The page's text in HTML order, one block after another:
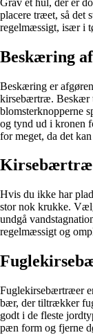
placere træet, så det
regelmæssigt, især i
Beskæring
Beskæring er
kirsebærtræ. Beskær
blomsterknopperne
og tynd ud i kronen
for meget, da det
Kirsebærtræ
Hvis du ikke har
stor nok krukke.
undgå
regelmæssigt og
Fuglekirsebærtræer
bær, der tiltrækker
godt i de fleste
pæn form og fjerne